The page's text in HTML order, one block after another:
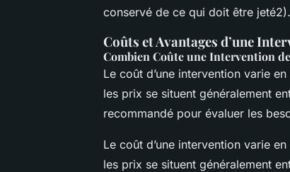
conservé de ce qui doit être jeté2).
Coûts et Avantages d’une
Combien Coûte une Intervention
Le coût d’une intervention varie
les prix se situent généralement
recommandé pour évaluer les
Le coût d’une intervention varie
les prix se situent généralement